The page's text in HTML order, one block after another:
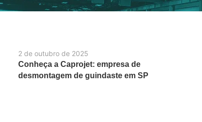
2 de outubro de 2025
Conheça a Caprojet: empresa de
desmontagem de guindaste em SP